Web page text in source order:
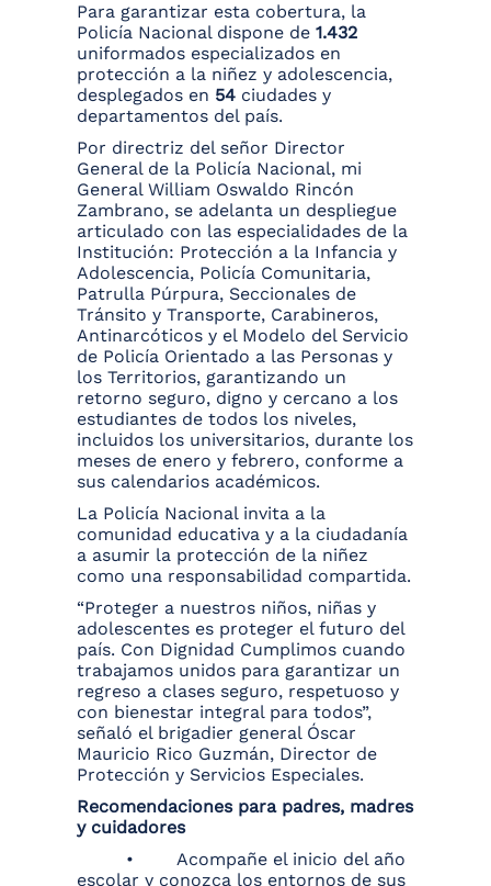
Para garantizar esta cobertura, la
Policía Nacional dispone de 1.432
uniformados especializados en
protección a la niñez y adolescencia,
desplegados en 54 ciudades y
departamentos del país.
Por directriz del señor Director
General de la Policía Nacional, mi
General William Oswaldo Rincón
Zambrano, se adelanta un despliegue
articulado con las especialidades de la
Institución: Protección a la Infancia y
Adolescencia, Policía Comunitaria,
Patrulla Púrpura, Seccionales de
Tránsito y Transporte, Carabineros,
Antinarcóticos y el Modelo del Servicio
de Policía Orientado a las Personas y
los Territorios, garantizando un
retorno seguro, digno y cercano a los
estudiantes de todos los niveles,
incluidos los universitarios, durante los
meses de enero y febrero, conforme a
sus calendarios académicos.
La Policía Nacional invita a la
comunidad educativa y a la ciudadanía
a asumir la protección de la niñez
como una responsabilidad compartida.
“Proteger a nuestros niños, niñas y
adolescentes es proteger el futuro del
país. Con Dignidad Cumplimos cuando
trabajamos unidos para garantizar un
regreso a clases seguro, respetuoso y
con bienestar integral para todos”,
señaló el brigadier general Óscar
Mauricio Rico Guzmán, Director de
Protección y Servicios Especiales.
Recomendaciones para padres, madres
y cuidadores
• Acompañe el inicio del año
escolar y conozca los entornos de sus